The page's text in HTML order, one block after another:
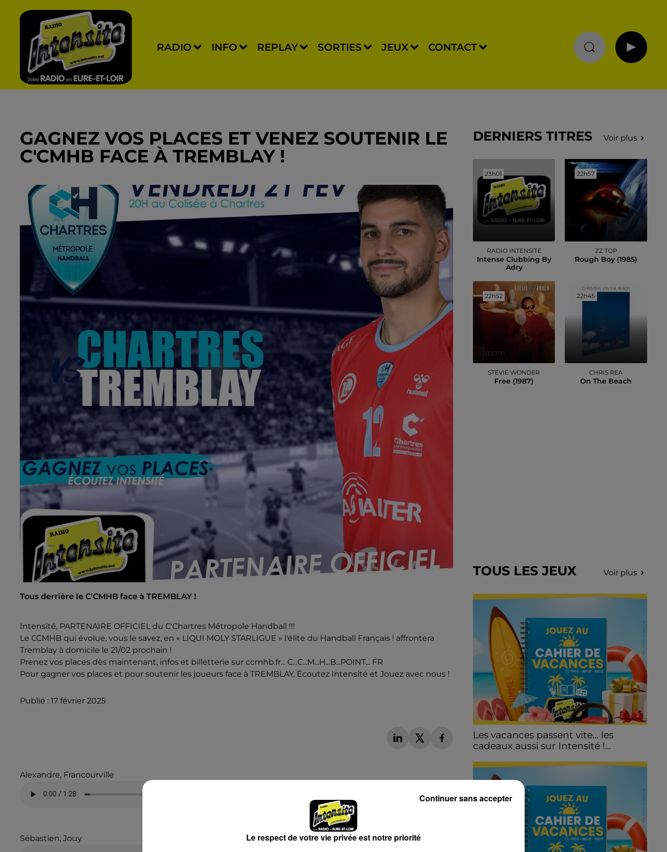
RADIO INFO REPLAY SORTIES JEUX CONTACT
GAGNEZ VOS PLACES ET VENEZ SOUTENIR LE
C'CMHB FACE À TREMBLAY !
Tous derrière le C'CMHB face à TREMBLAY !
Intensité, PARTENAIRE OFFICIEL du C'Chartres Métropole Handball !!!
Le CCMHB qui évolue, vous le savez, en « LIQUI MOLY STARLIGUE » l'élite du Handball Français ! affrontera
Tremblay à domicile le 21/02 prochain !
Prenez vos places dès maintenant, infos et billetterie sur ccmhb.fr... C...C...M...H...B...POINT... FR
Pour gagner vos places et pour soutenir les joueurs face à TREMBLAY, Écoutez Intensité et Jouez avec nous !
Publié : 17 février 2025
Alexandre, Francourville
Sébastien, Jouy
DERNIERS TITRES Voir plus
23h01
23h01
RADIO INTENSITE
Intense Clubbing By
Adry
22h57
22h57
ZZ TOP
Rough Boy (1985)
22h52
22h52
STEVIE WONDER
Free (1987)
22h45
22h45
CHRIS REA
On The Beach
TOUS LES JEUX Voir plus
Les vacances passent vite... les
cadeaux aussi sur Intensité !...
Le respect de votre vie privée est notre priorité
Continuer sans accepter